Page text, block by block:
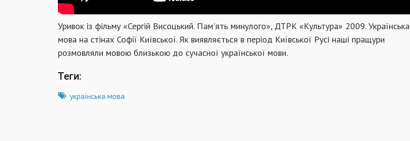
Уривок із фільму «Сергій Висоцький. Пам'ять минулого», ДТРК «Культура» 2009. Українська
мова на стінах Софії Київської. Як виявляється в період Київської Русі наші пращури
розмовляли мовою близькою до сучасної української мови.
Теги:
українська мова